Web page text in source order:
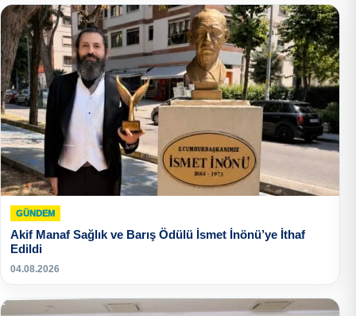
GÜNDEM
Akif Manaf Sağlık ve Barış Ödülü İsmet İnönü’ye İthaf
Edildi
04.08.2026